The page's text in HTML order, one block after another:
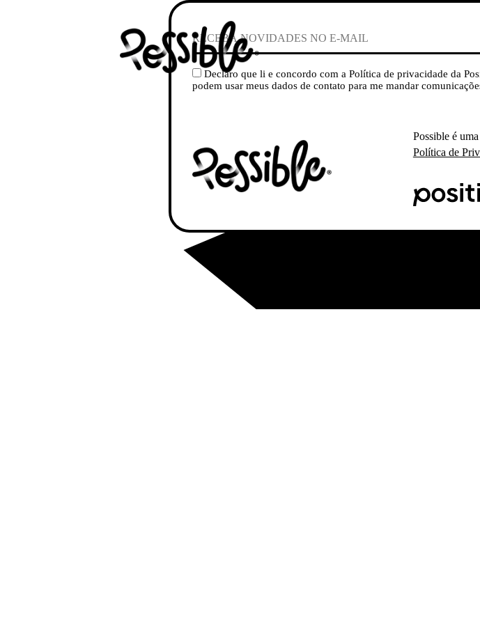
Declaro que li e concordo com a Política de privacidade da
podem usar meus dados de contato para me mandar
Possible é
Política de